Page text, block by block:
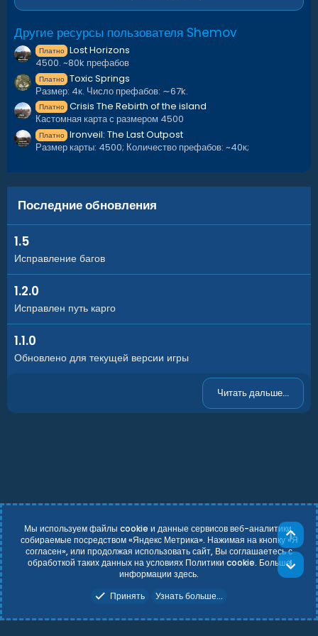
Large fishing village;
Abandoned supermarket;
Fishing villages;
Lighthouses;
Satellite Dish;
Nuclear Missile Silo;
Water Treatment Plant;
Train Yard;
Giant Excavator Pit;
Underwater laboratory;
Large oilrig;
Oilrig.
Для корректной работы требуется установка плагина
https://github.com/k1lly0u/Oxide.Ext.RustEdit
По всем вопросам писать в ВК
https://vk.com/g.shemov
площадке
Пароль для редактирования карты приложен в файле
с картой.
Другие ресурсы пользователя Shemov
Платно Lost Horizons
4500. ~80k префабов
Платно Toxic Springs
Размер: 4к. Число префабов: ∼67k.
Платно Crisis The Rebirth of the island
Кастомная карта с размером 4500
Платно Ironveil: The Last Outpost
Размер карты: 4500; Количество префабов: ~40к;
Последние обновления
1.5
Исправление багов
1.2.0
Исправлен путь карго
1.1.0
Обновлено для текущей версии игры
Читать дальше...
Russian (RU)
Условия и правила
Политика конфиденциальности
Справка Главная
R
Мы используем файлы cookie и данные сервисов веб-аналитики,
собираемые посредством «Яндекс Метрика». Нажимая на кнопку «Я
согласен», или продолжая использовать сайт, Вы соглашаетесь с
обработкой таких данных на условиях Политики cookie. Больше
информации здесь.
Принять
Узнать больше...